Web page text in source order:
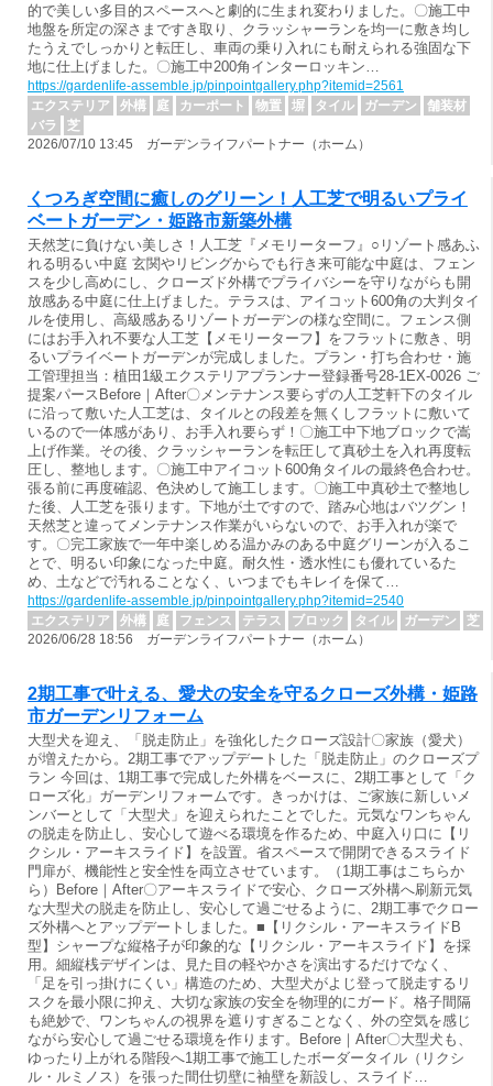
的で美しい多目的スペースへと劇的に生まれ変わりました。〇施工中
地盤を所定の深さまですき取り、クラッシャーランを均一に敷き均し
たうえでしっかりと転圧し、車両の乗り入れにも耐えられる強固な下
地に仕上げました。〇施工中200角インターロッキン…
https://gardenlife-assemble.jp/pinpointgallery.php?itemid=2561
エクステリア
外構 庭 カーポート 物置 塀 タイル ガーデン
舗装材
バラ
芝
2026/07/10 13:45 ガーデンライフパートナー（ホーム）
くつろぎ空間に癒しのグリーン！人工芝で明るいプライ
ベートガーデン・姫路市新築外構
天然芝に負けない美しさ！人工芝『メモリーターフ』○リゾート感あふ
れる明るい中庭 玄関やリビングからでも行き来可能な中庭は、フェン
スを少し高めにし、クローズド外構でプライバシーを守りながらも開
放感ある中庭に仕上げました。テラスは、アイコット600角の大判タイ
ルを使用し、高級感あるリゾートガーデンの様な空間に。フェンス側
にはお手入れ不要な人工芝【メモリーターフ】をフラットに敷き、明
るいプライベートガーデンが完成しました。プラン・打ち合わせ・施
工管理担当：植田1級エクステリアプランナー登録番号28-1EX-0026 ご
提案パースBefore｜After〇メンテナンス要らずの人工芝軒下のタイル
に沿って敷いた人工芝は、タイルとの段差を無くしフラットに敷いて
いるので一体感があり、お手入れ要らず！〇施工中下地ブロックで嵩
上げ作業。その後、クラッシャーランを転圧して真砂土を入れ再度転
圧し、整地します。〇施工中アイコット600角タイルの最終色合わせ。
張る前に再度確認、色決めして施工します。〇施工中真砂土で整地し
た後、人工芝を張ります。下地が土ですので、踏み心地はバツグン！
天然芝と違ってメンテナンス作業がいらないので、お手入れが楽で
す。〇完工家族で一年中楽しめる温かみのある中庭グリーンが入るこ
とで、明るい印象になった中庭。耐久性・透水性にも優れているた
め、土などで汚れることなく、いつまでもキレイを保て…
https://gardenlife-assemble.jp/pinpointgallery.php?itemid=2540
エクステリア
外構 庭 フェンス テラス ブロック タイル ガーデン
芝
2026/06/28 18:56 ガーデンライフパートナー（ホーム）
2期工事で叶える、愛犬の安全を守るクローズ外構・姫路
市ガーデンリフォーム
大型犬を迎え、「脱走防止」を強化したクローズ設計〇家族（愛犬）
が増えたから。2期工事でアップデートした「脱走防止」のクローズプ
ラン 今回は、1期工事で完成した外構をベースに、2期工事として「ク
ローズ化」ガーデンリフォームです。きっかけは、ご家族に新しいメ
ンバーとして「大型犬」を迎えられたことでした。元気なワンちゃん
の脱走を防止し、安心して遊べる環境を作るため、中庭入り口に【リ
クシル・アーキスライド】を設置。省スペースで開閉できるスライド
門扉が、機能性と安全性を両立させています。（1期工事はこちらか
ら）Before｜After〇アーキスライドで安心、クローズ外構へ刷新元気
な大型犬の脱走を防止し、安心して過ごせるように、2期工事でクロー
ズ外構へとアップデートしました。■【リクシル・アーキスライドB
型】シャープな縦格子が印象的な【リクシル・アーキスライド】を採
用。細縦桟デザインは、見た目の軽やかさを演出するだけでなく、
「足を引っ掛けにくい」構造のため、大型犬がよじ登って脱走するリ
スクを最小限に抑え、大切な家族の安全を物理的にガード。格子間隔
も絶妙で、ワンちゃんの視界を遮りすぎることなく、外の空気を感じ
ながら安心して過ごせる環境を作ります。Before｜After〇大型犬も、
ゆったり上がれる階段へ1期工事で施工したボーダータイル（リクシ
ル・ルミノス）を張った間仕切壁に袖壁を新設し、スライド…